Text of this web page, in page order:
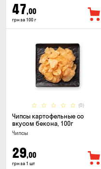
47,00
грн за 100 г
(0)
Чипсы картофельные со
вкусом бекона, 100г
Чипсы
29,00
грн за 1 шт